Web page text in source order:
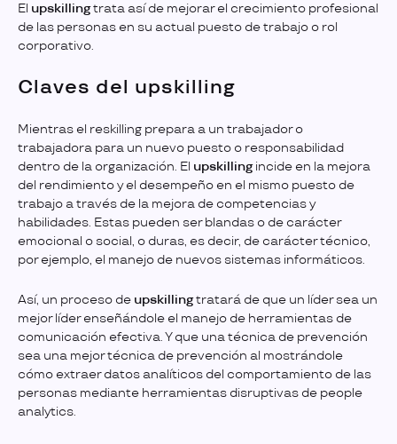
El upskillingtrata así de mejorar el crecimiento profesional
de las personas en su actual puesto de trabajo o rol
corporativo.
Claves del upskilling
Mientras el reskilling prepara a un trabajador o
trabajadora para un nuevo puesto o responsabilidad
dentro de la organización. El upskillingincide en la mejora
del rendimiento y el desempeño en el mismo puesto de
trabajo a través de la mejora de competencias y
habilidades. Estas pueden ser blandas o de carácter
emocional o social, o duras, es decir, de carácter técnico,
por ejemplo, el manejo de nuevos sistemas informáticos.
Así, un proceso de upskillingtratará de que un líder sea un
mejor líder enseñándole el manejo de herramientas de
comunicación efectiva. Y que una técnica de prevención
sea una mejor técnica de prevención al mostrándole
cómo extraer datos analíticos del comportamiento de las
personas mediante herramientas disruptivas de people
analytics.